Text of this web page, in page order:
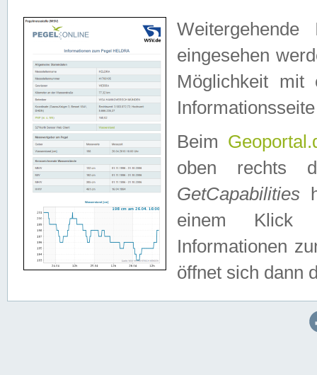
eingesehen
Möglichkeit mit
Beim
oben rechts
GetCapabilities
einem Klick
Informationen
öffnet sich dann